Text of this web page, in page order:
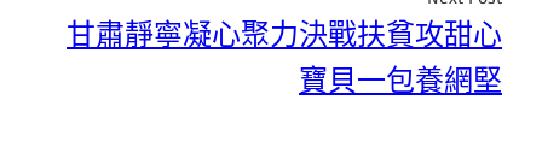
甘肅靜寧凝心聚力決戰扶貧攻甜心
寶貝一包養網堅